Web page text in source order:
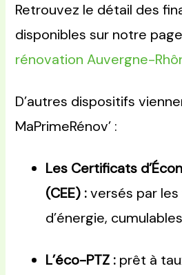
Retrouvez le détail des
disponibles sur notre
rénovation Auvergne-
D’autres dispositifs
MaPrimeRénov’ :
Les Certificats
(CEE) :versés par
d’énergie,
L’éco-PTZ : prêt à